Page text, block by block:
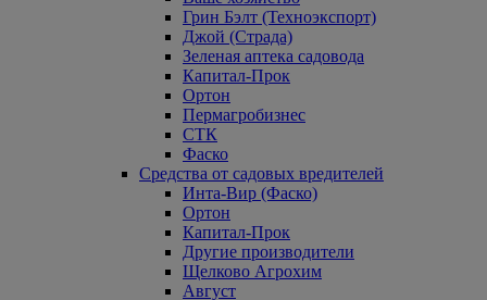
Грин Бэлт (Техноэкспорт)
Джой (Страда)
Зеленая аптека садовода
Капитал-Прок
Ортон
Пермагробизнес
СТК
Фаско
Средства от садовых вредителей
Инта-Вир (Фаско)
Ортон
Капитал-Прок
Другие производители
Щелково Агрохим
Август